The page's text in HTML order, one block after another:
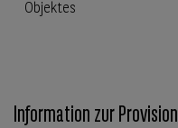
Objektes
Information zur Provision